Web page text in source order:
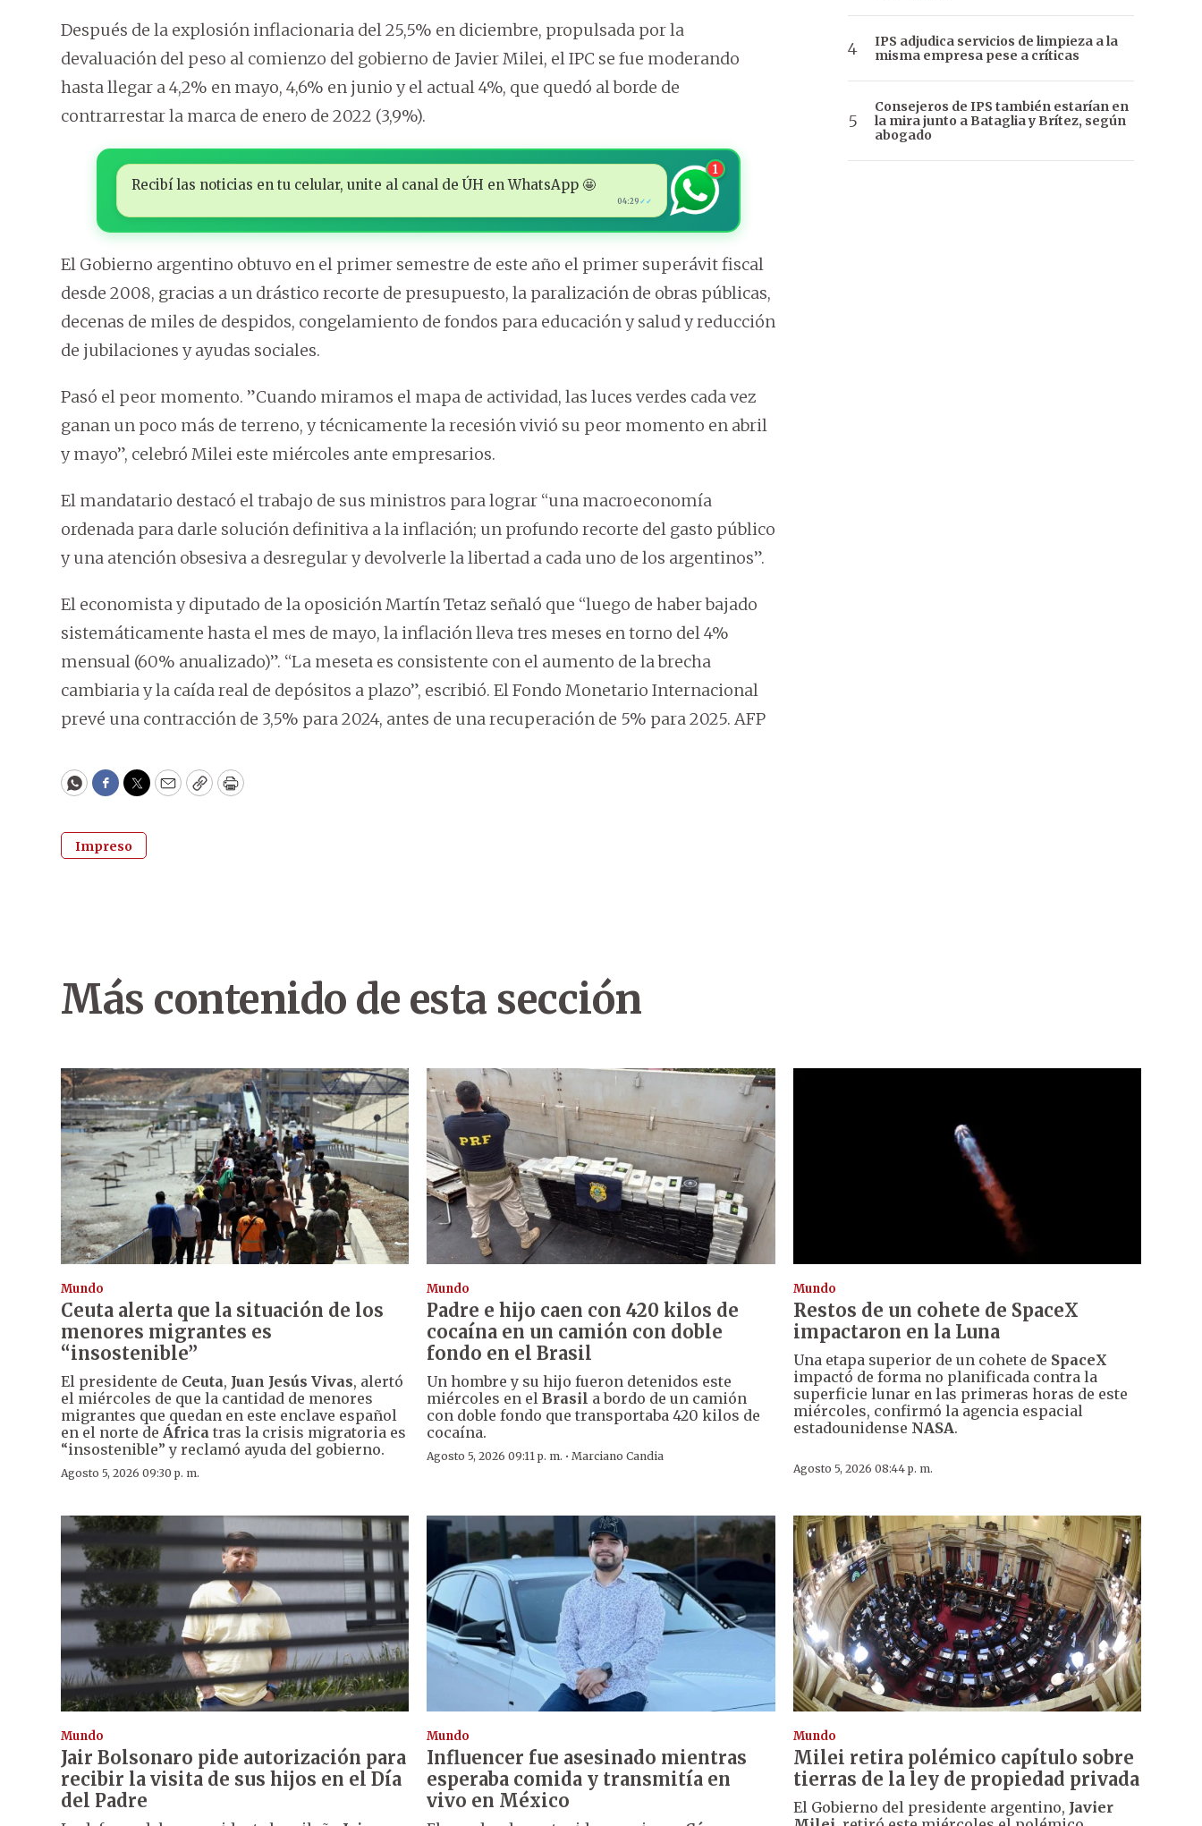
Después de la explosión inflacionaria del 25,5% en diciembre, propulsada por la
devaluación del peso al comienzo del gobierno de Javier Milei, el IPC se fue moderando
hasta llegar a 4,2% en mayo, 4,6% en junio y el actual 4%, que quedó al borde de
contrarrestar la marca de enero de 2022 (3,9%).
Recibí las noticias en tu celular, unite al canal de ÚH en WhatsApp 🤩
04:29 ✓✓
1
El Gobierno argentino obtuvo en el primer semestre de este año el primer superávit fiscal
desde 2008, gracias a un drástico recorte de presupuesto, la paralización de obras públicas,
decenas de miles de despidos, congelamiento de fondos para educación y salud y reducción
de jubilaciones y ayudas sociales.
Pasó el peor momento. ”Cuando miramos el mapa de actividad, las luces verdes cada vez
ganan un poco más de terreno, y técnicamente la recesión vivió su peor momento en abril
y mayo”, celebró Milei este miércoles ante empresarios.
El mandatario destacó el trabajo de sus ministros para lograr “una macroeconomía
ordenada para darle solución definitiva a la inflación; un profundo recorte del gasto público
y una atención obsesiva a desregular y devolverle la libertad a cada uno de los argentinos”.
El economista y diputado de la oposición Martín Tetaz señaló que “luego de haber bajado
sistemáticamente hasta el mes de mayo, la inflación lleva tres meses en torno del 4%
mensual (60% anualizado)”. “La meseta es consistente con el aumento de la brecha
cambiaria y la caída real de depósitos a plazo”, escribió. El Fondo Monetario Internacional
prevé una contracción de 3,5% para 2024, antes de una recuperación de 5% para 2025. AFP
WhatsApp
Facebook
Twitter
EmailCopyPrint
Impreso
IPS adjudica servicios de limpieza a la
misma empresa pese a críticas
Consejeros de IPS también estarían en
la mira junto a Bataglia y Brítez, según
abogado
Más contenido de esta sección
Mundo
Ceuta alerta que la situación de los
menores migrantes es
“insostenible”
El presidente de Ceuta, Juan Jesús Vivas, alertó
el miércoles de que la cantidad de menores
migrantes que quedan en este enclave español
en el norte de África tras la crisis migratoria es
“insostenible” y reclamó ayuda del gobierno.
Agosto 5, 2026 09:30 p. m.
Mundo
Padre e hijo caen con 420 kilos de
cocaína en un camión con doble
fondo en el Brasil
Un hombre y su hijo fueron detenidos este
miércoles en elBrasil a bordo de un camión
con doble fondo que transportaba 420 kilos de
cocaína.
Agosto 5, 2026 09:11 p. m. ·Marciano Candia
Mundo
Restos de un cohete de SpaceX
impactaron en la Luna
Una etapa superior de un cohete de SpaceX
impactó de forma no planificada contra la
superficie lunar en las primeras horas de este
miércoles, confirmó la agencia espacial
estadounidense NASA.
Agosto 5, 2026 08:44 p. m.
Mundo
Jair Bolsonaro pide autorización para
recibir la visita de sus hijos en el Día
del Padre
Mundo
Influencer fue asesinado mientras
esperaba comida y transmitía en
vivo en México
Mundo
Milei retira polémico capítulo sobre
tierras de la ley de propiedad privada
El Gobierno del presidente argentino, Javier